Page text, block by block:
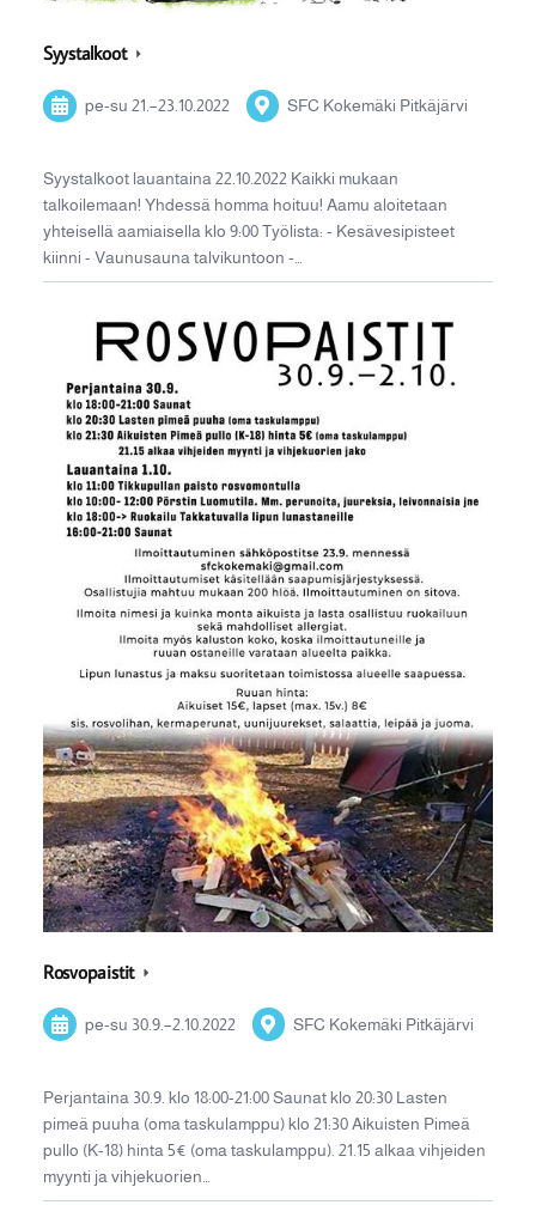
Syystalkoot
pe-su 21.–23.10.2022 SFC Kokemäki Pitkäjärvi
Syystalkoot lauantaina 22.10.2022 Kaikki mukaan
talkoilemaan! Yhdessä homma hoituu! Aamu aloitetaan
yhteisellä aamiaisella klo 9:00 Työlista: - Kesävesipisteet
kiinni - Vaunusauna talvikuntoon -…
Rosvopaistit
pe-su 30.9.–2.10.2022 SFC Kokemäki Pitkäjärvi
Perjantaina 30.9. klo 18:00-21:00 Saunat klo 20:30 Lasten
pimeä puuha (oma taskulamppu) klo 21:30 Aikuisten Pimeä
pullo (K-18) hinta 5€ (oma taskulamppu). 21.15 alkaa vihjeiden
myynti ja vihjekuorien…